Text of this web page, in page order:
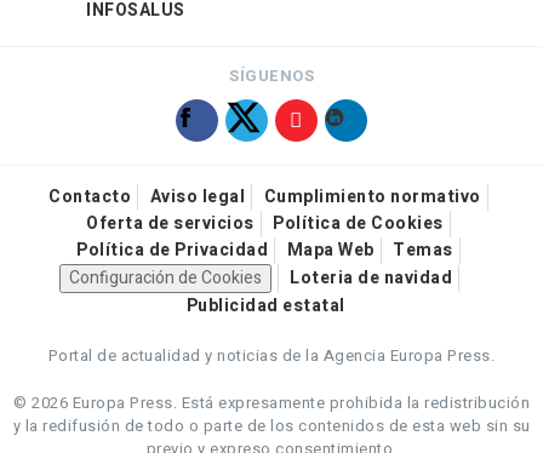
INFOSALUS
SÍGUENOS
Contacto Aviso legal
Cumplimiento normativo
Oferta de servicios
Política de Cookies
Política de Privacidad
Mapa Web
Temas
Configuración de Cookies
Loteria de navidad
Publicidad estatal
Portal de actualidad y noticias de la Agencia Europa Press.
© 2026 Europa Press. Está expresamente prohibida la redistribución
y la redifusión de todo o parte de los contenidos de esta web sin su